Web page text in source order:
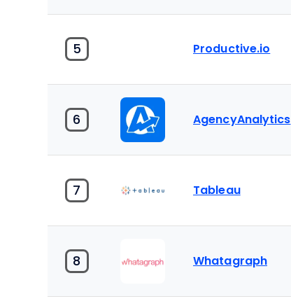
5 Productive.io
6 AgencyAnalytics
7 Tableau
8 Whatagraph